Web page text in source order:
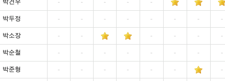
박건우 - - - - -
박두정 - - - - - - - -
박소장 - - - - - -
박순철 - - - - - - - -
박준형 - - - - - - -